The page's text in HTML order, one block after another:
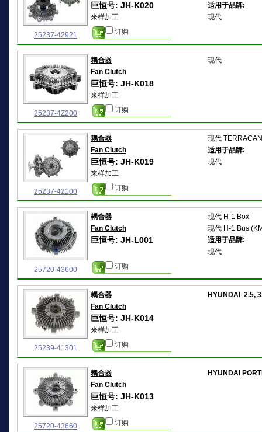
25237-42921
巨恒号: JH-K020
来样加工
订购
适用于品牌:
现代
25237-4Z200
耦合器
Fan Clutch
巨恒号: JH-K018
来样加工
订购
现代
25237-42100
耦合器
Fan Clutch
巨恒号: JH-K019
来样加工
订购
现代
适用于品牌:
现代
25720-43600
耦合器
Fan Clutch
巨恒号: JH-L001
订购
现代 H-1 Box
现代 H-1 Bus
适用于品牌:
现代
25239-41301
耦合器
Fan Clutch
巨恒号: JH-K014
来样加工
订购
HYUNDAI 2.5,
25720-43660
耦合器
Fan Clutch
巨恒号: JH-K013
来样加工
订购
HYUNDAI